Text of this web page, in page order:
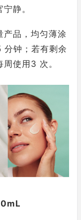
静。
产品，均匀薄涂
钟；若有剩余
使用3 次。